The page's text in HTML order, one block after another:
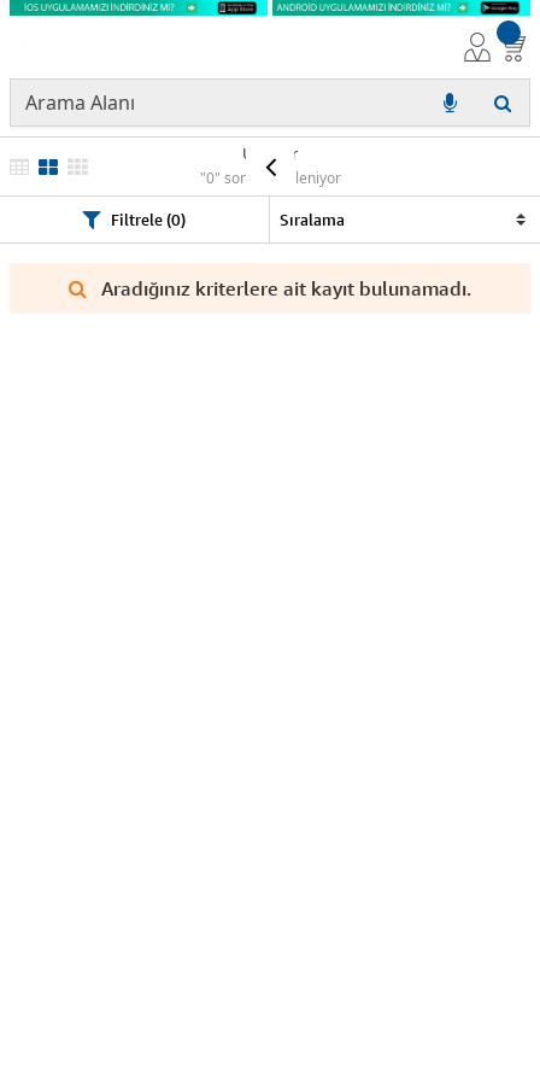
Ürünler
"0" sonuç listeleniyor
Filtrele (0)
Aradığınız kriterlere ait kayıt bulunamadı.